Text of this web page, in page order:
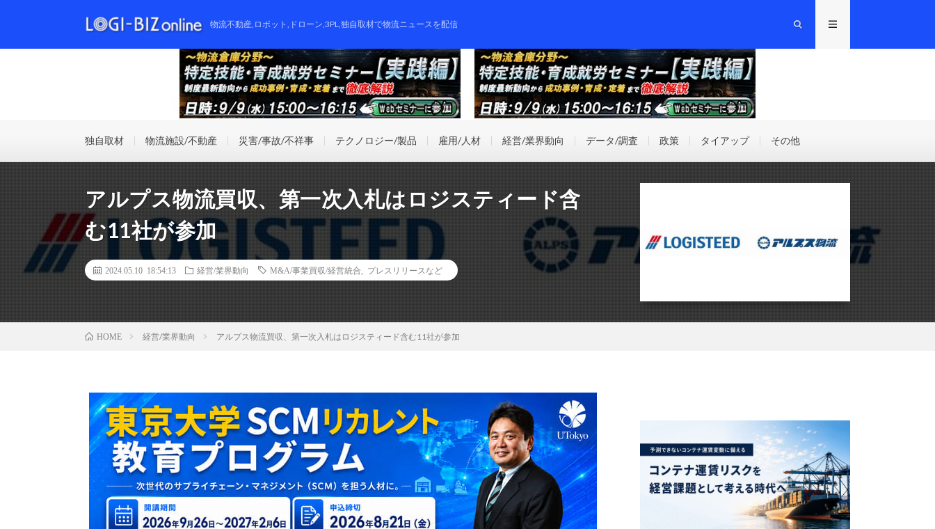
物流不動産,ロボット,ドローン,3PL,独自取材で物流ニュースを配信
独自取材 物流施設/不動産 災害/事故/不祥事 テクノロジー/製品 雇用/人材 経営/業界動向 データ/調査 政策 タイアップ その他
アルプス物流買収、第一次入札はロジスティード含
む11社が参加
2024.05.10 18:54:13 経営/業界動向 M&A/事業買収/経営統合 プレスリリースなど
HOME 経営/業界動向 アルプス物流買収、第一次入札はロジスティード含む11社が参加